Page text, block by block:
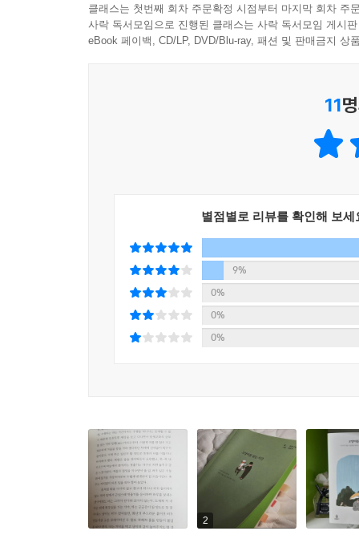
--- p.124
순식간에 여기저기서 불빛이 돋아났다. 고양이
진다. 여름에 뜨거운 음식을 잘 먹으면 겨울에 감
도 같은 이유일지 모르겠다.
몇몇 고양이들과 한 산중에서 마주치며 살아가는
리고 ‘최소한의 돌봄’이 내가 세운 원칙이다. 어
무리, 빈 하늘을 빙글빙글 도는 까마귀들, 빈 사
터 전이되는 것이 아니라 감각의 주체인 내가 느
의 완벽함은 냥이가 구족하고 있다기보다 냥이를
--- p.238
나에게 가장 아름다운 소리는 당연히 냥이의 소리
평생 사람하고만 산다면
너무 재미없지 않을까
멀찌감치 앉아 있던 냥이가 ‘야옹’ 하고 답하듯
고양이의 울음소리가 듣기 싫다며 쫓아내려는
우리는 인간의 언어를 쓰지 않고도 고양이 혹
합일’이라는 고차원의 세계로 이뤄짐을 보여
의식의 세계를 확장시켜 바깥의 다른 존재, 동
공경과 진심을 보내느냐에 따라 그들도 반응한다
특별한 기쁨들을 놓치는 것은 아닐까. 많은 생명
사람이 결코 메울 수 없는 틈을 채워준다. 특히
가로막혀 있지만 똑똑, 마음을 두드려 잘 읽어낸
송광사 조계산 고양이들에게 ‘스님 집사’가 잘
클래스는 첫번째 회차 주문확정 시점부터 마지막 회차 주
사락 독서모임으로 진행된 클래스는 사락 독서모임 게시
eBook 페이백, CD/LP, DVD/Blu-ray, 패션 및 판매금지 상
11
별점별로 리뷰를 확인해 보세
9%
0%
0%
0%
2